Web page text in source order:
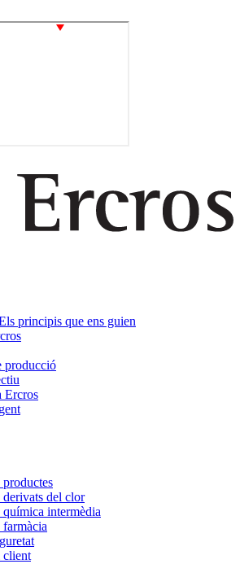
principis que ens guien
producció
Ercros
productes
del clor
intermèdia
client